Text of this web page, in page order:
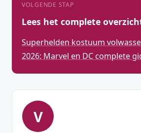
VOLGENDE STAP
Lees het complete
Superhelden kostuum
2026: Marvel en DC complete
V